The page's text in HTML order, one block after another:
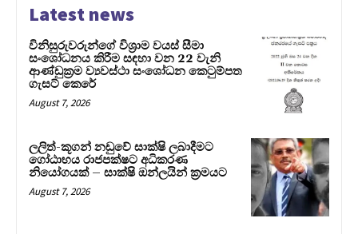
Latest news
විනිසුරුවරුන්ගේ විශ්‍රාම වයස් සීමා
සංශෝධනය කිරීම සඳහා වන 22 වැනි
ආණ්ඩුක්‍රම ව්‍යවස්ථා සංශෝධන කෙටුම්පත
ගැසට් කෙරේ
August 7, 2026
ලලිත්-කූගන් නඩුවේ සාක්ෂි ලබාදීමට
ගෝඨාභය රාජපක්ෂට අධිකරණ
නියෝගයක් – සාක්ෂි ඔන්ලයින් ක්‍රමයට
August 7, 2026